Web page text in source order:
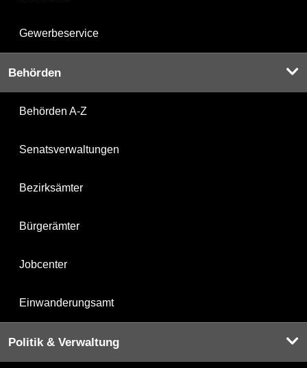
Gewerbeservice
Behörden
Behörden A-Z
Senatsverwaltungen
Bezirksämter
Bürgerämter
Jobcenter
Einwanderungsamt
Politik & Verwaltung